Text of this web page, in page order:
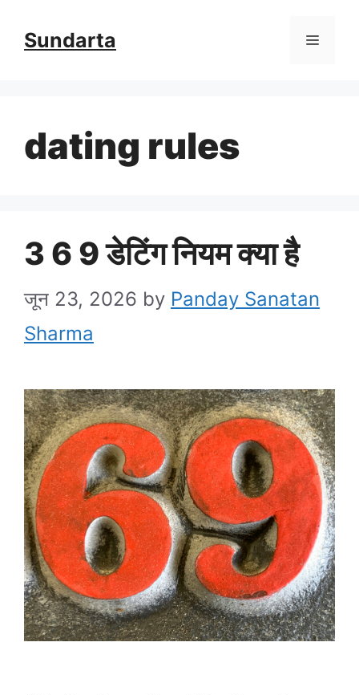
Sundarta Menu
dating rules
3 6 9 डेटिंग नियम क्या है
जून 23, 2026 by Panday Sanatan
Sharma